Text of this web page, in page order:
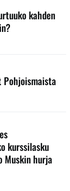
kahden
Pohjoismaista
kurssilasku
Muskin hurja